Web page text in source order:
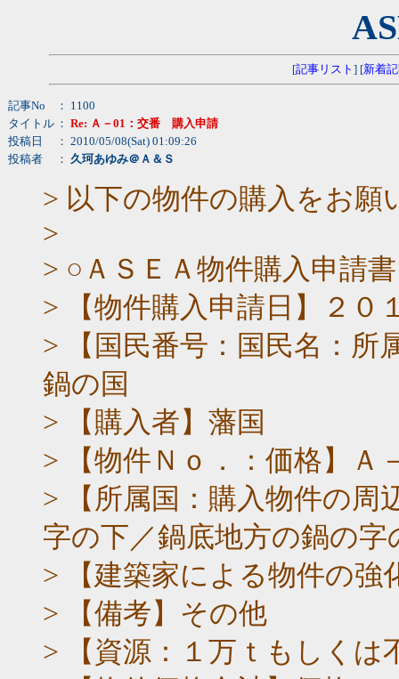
[記事リスト ] [新着
記事No
： 1100
タイトル ： Re: Ａ－01：交番 購入申請
投稿日
： 2010/05/08(Sat) 01:09:26
投稿者
： 久珂あゆみ＠Ａ＆Ｓ
> 以下の物件の購入をお願
>
> ○ＡＳＥＡ物件購入申請書
> 【物件購入申請日】２０
> 【国民番号：国民名：所
鍋の国
> 【購入者】藩国
> 【物件Ｎｏ．：価格】Ａ
> 【所属国：購入物件の周
字の下／鍋底地方の鍋の字
> 【建築家による物件の強
> 【備考】その他
> 【資源：１万ｔもしくは